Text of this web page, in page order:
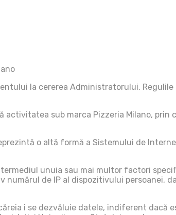
la cererea Administratorului.
sub marca Pizzeria Milano, prin
o altă formă a Sistemului de
unuia sau mai multor factori
numărul de IP al dispozitivului persoanei,
i se dezvăluie datele, indiferent dacă